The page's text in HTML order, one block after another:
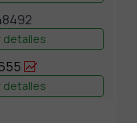
detalles
detalles